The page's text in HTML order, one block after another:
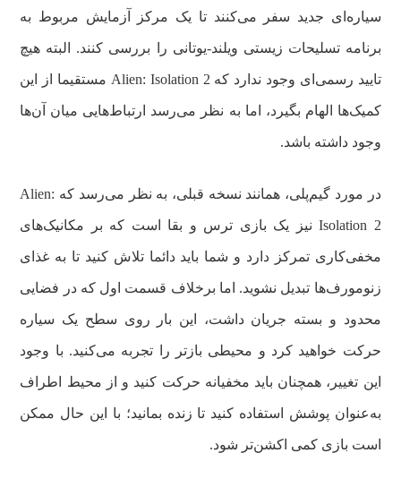
سیاره‌ای جدید سفر می‌کنند تا یک مرکز آزمایش مربوط به
برنامه تسلیحات زیستی ویلند-یوتانی را بررسی کنند. البته هیچ
تایید رسمی‌ای وجود ندارد که Alien: Isolation 2 مستقیما از این
کمیک‌ها الهام بگیرد، اما به نظر می‌رسد ارتباط‌هایی میان آن‌ها
وجود داشته باشد.
در مورد گیم‌پلی، همانند نسخه قبلی، به نظر می‌رسد که Alien:
Isolation 2 نیز یک بازی ترس و بقا است که بر مکانیک‌های
مخفی‌کاری تمرکز دارد و شما باید دائما تلاش کنید تا به غذای
زنومورف‌ها تبدیل نشوید. اما برخلاف قسمت اول که در فضایی
محدود و بسته جریان داشت، این بار روی سطح یک سیاره
حرکت خواهید کرد و محیطی بازتر را تجربه می‌کنید. با وجود
این تغییر، همچنان باید مخفیانه حرکت کنید و از محیط اطراف
به‌عنوان پوشش استفاده کنید تا زنده بمانید؛ با این حال ممکن
است بازی کمی اکشن‌تر شود.